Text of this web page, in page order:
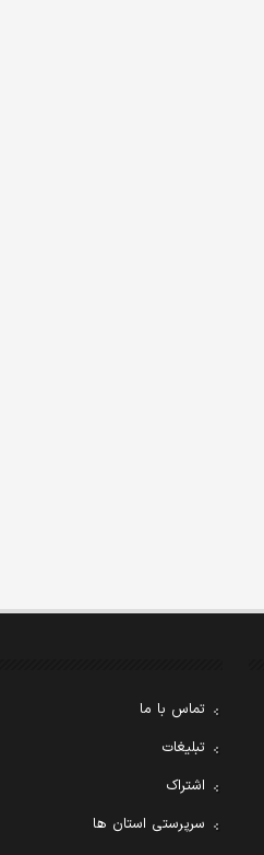
تماس با ما
تبلیغات
اشتراک
سرپرستی استان ها